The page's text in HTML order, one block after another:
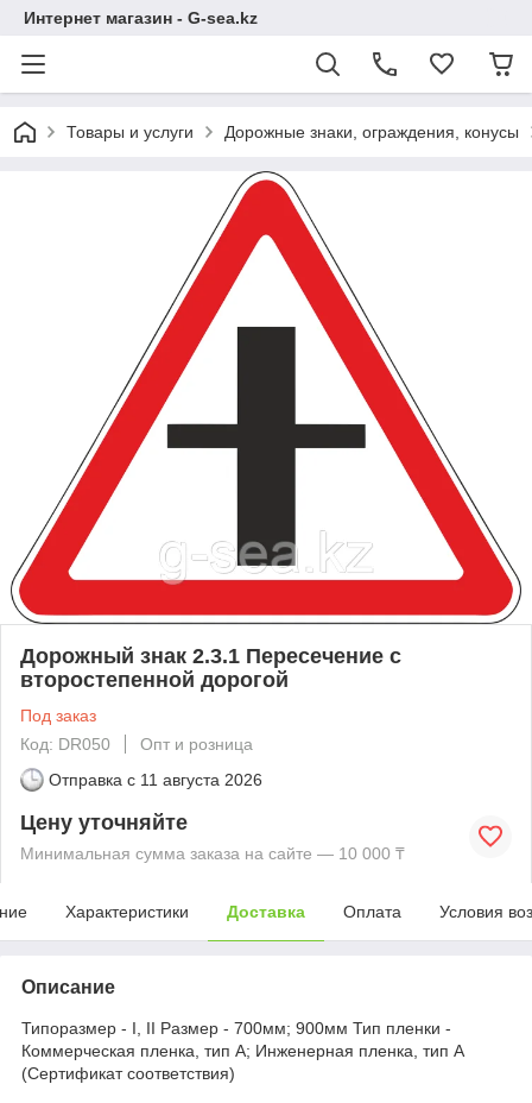
Интернет магазин - G-sea.kz
Товары и услуги Дорожные знаки, ограждения, конусы
Дорожный знак 2.3.1 Пересечение с
второстепенной дорогой
Под заказ
Код: DR050
Опт и розница
Отправка с 11 августа 2026
Цену уточняйте
Минимальная сумма заказа на сайте — 10 000 ₸
Характеристики Доставка Оплата Условия
Описание
Типоразмер - I, II Размер - 700мм; 900мм Тип пленки -
Коммерческая пленка, тип А; Инженерная пленка, тип А
(Сертификат соответствия)